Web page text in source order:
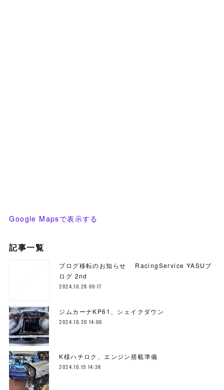
Google Mapsで表示する
記事一覧
ブログ移転のお知らせ RacingService YASUブ
ログ 2nd
2024.10.28 09:17
ジムカーナKP61、シェイクダウン
2024.10.20 14:06
K様ハチロク、エンジン搭載準備
2024.10.15 14:38